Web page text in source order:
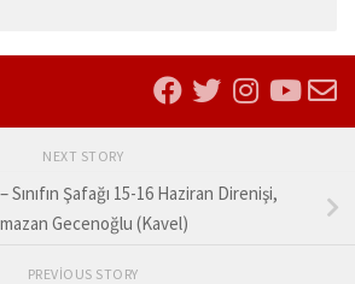
NEXT STORY
Sınıfın Şafağı 15-16 Haziran Direnişi,
Gecenoğlu (Kavel)
PREVIOUS STORY